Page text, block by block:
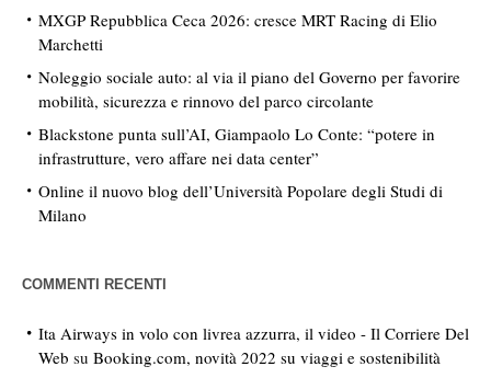
MXGP Repubblica Ceca 2026: cresce MRT Racing di Elio
Marchetti
Noleggio sociale auto: al via il piano del Governo per favorire
mobilità, sicurezza e rinnovo del parco circolante
Blackstone punta sull’AI, Giampaolo Lo Conte: “potere in
infrastrutture, vero affare nei data center”
Online il nuovo blog dell’Università Popolare degli Studi di
Milano
COMMENTI RECENTI
Ita Airways in volo con livrea azzurra, il video - Il Corriere Del
Web su Booking.com, novità 2022 su viaggi e sostenibilità